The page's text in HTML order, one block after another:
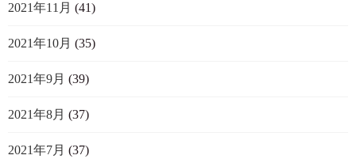
2021年11月 (41)
2021年10月 (35)
2021年9月 (39)
2021年8月 (37)
2021年7月 (37)